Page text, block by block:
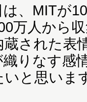
、MITが
万人から
蔵された表
織りなす感
と思いま